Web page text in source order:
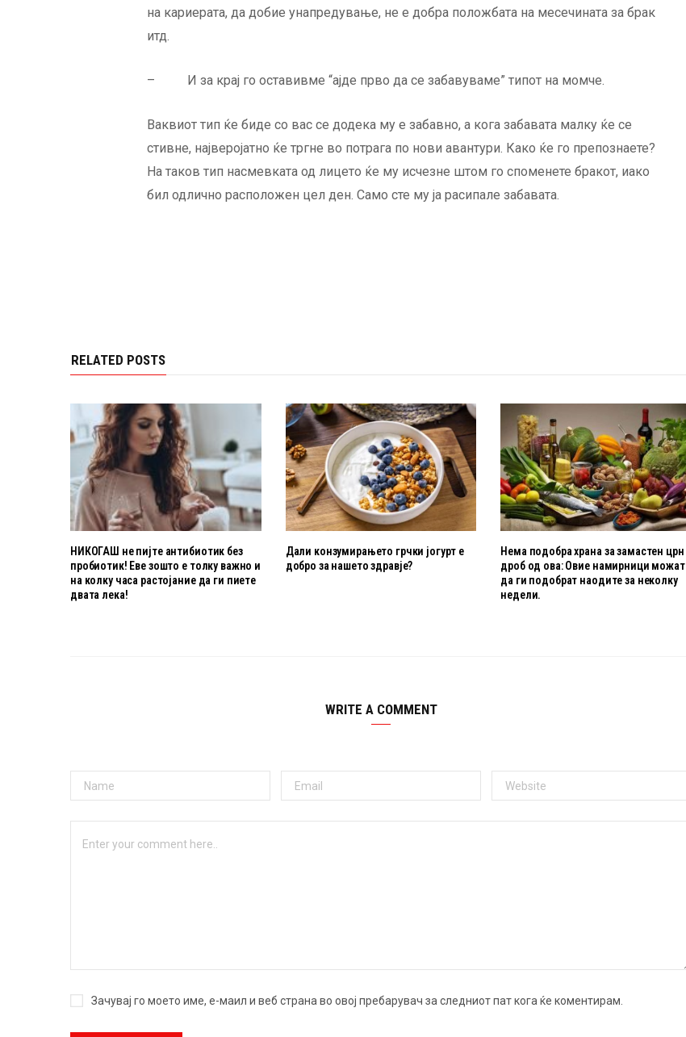
на кариерата, да добие унапредување, не е добра положбата на месечината за брак
итд.
– И за крај го оставивме “ајде прво да се забавуваме” типот на момче.
Ваквиот тип ќе биде со вас се додека му е забавно, а кога забавата малку ќе се
стивне, најверојатно ќе тргне во потрага по нови авантури. Како ќе го препознаете?
На таков тип насмевката од лицето ќе му исчезне штом го споменете бракот, иако
бил одлично расположен цел ден. Само сте му ја расипале забавата.
RELATED POSTS
НИКОГАШ не пијте антибиотик без
пробиотик! Еве зошто е толку важно и
на колку часа растојание да ги пиете
двата лека!
Дали конзумирањето грчки јогурт е
добро за нашето здравје?
Нема подобра храна за замастен црн
дроб од ова: Овие намирници можат
да ги подобрат наодите за неколку
недели.
WRITE A COMMENT
Зачувај го моето име, е-маил и веб страна во овој пребарувач за следниот пат кога ќе коментирам.